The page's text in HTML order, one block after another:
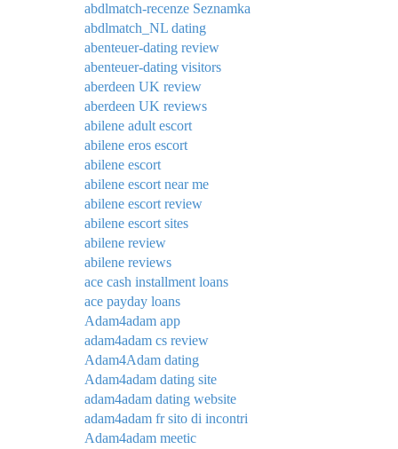
abdlmatch-recenze Seznamka
abdlmatch_NL dating
abenteuer-dating review
abenteuer-dating visitors
aberdeen UK review
aberdeen UK reviews
abilene adult escort
abilene eros escort
abilene escort
abilene escort near me
abilene escort review
abilene escort sites
abilene review
abilene reviews
ace cash installment loans
ace payday loans
Adam4adam app
adam4adam cs review
Adam4Adam dating
Adam4adam dating site
adam4adam dating website
adam4adam fr sito di incontri
Adam4adam meetic